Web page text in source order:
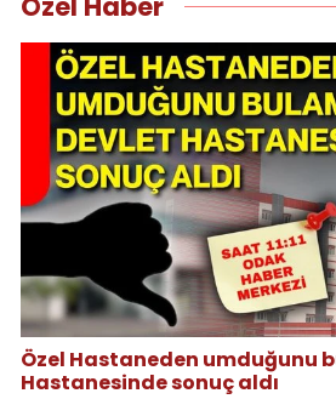
Özel Haber
Özel Hastaneden umduğunu
Hastanesinde sonuç aldı